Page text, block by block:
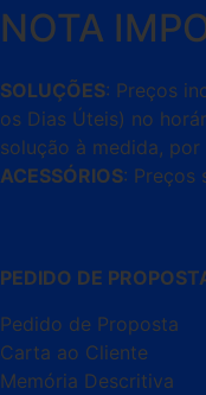
NOTA
SOLUÇÕES: Preços
os Dias Úteis) no
solução à medida,
ACESSÓRIOS: Preços
PEDIDO DE
Pedido de Proposta
Carta ao Cliente
Memória Descritiva